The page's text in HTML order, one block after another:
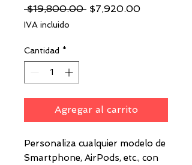
$19,800.00 Precio
$7,920.00Precio
IVA incluido
Cantidad *
Agregar al carrito
Personaliza cualquier modelo de
Smartphone, AirPods, etc., con